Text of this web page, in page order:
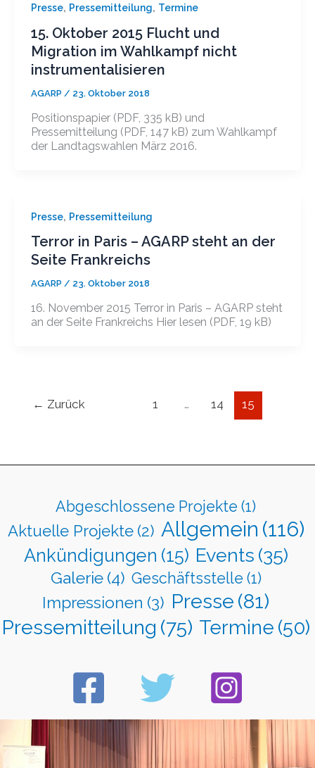
Presse, Pressemitteilung, Termine
15. Oktober 2015 Flucht und
Migration im Wahlkampf nicht
instrumentalisieren
AGARP / 23. Oktober 2018
Positionspapier (PDF, 335 kB) und
Pressemitteilung (PDF, 147 kB) zum Wahlkampf
der Landtagswahlen März 2016.
Presse, Pressemitteilung
Terror in Paris – AGARP steht an der
Seite Frankreichs
AGARP / 23. Oktober 2018
16. November 2015 Terror in Paris – AGARP steht
an der Seite Frankreichs Hier lesen (PDF, 19 kB)
← Zurück 1 … 14 15
Abgeschlossene Projekte (1)
Aktuelle Projekte (2) Allgemein (116)
Ankündigungen (15) Events (35)
Galerie (4) Geschäftsstelle (1)
Impressionen (3) Presse (81)
Pressemitteilung (75) Termine (50)